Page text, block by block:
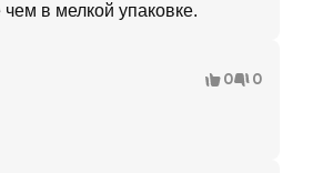
в мелкой упаковке.
0 0